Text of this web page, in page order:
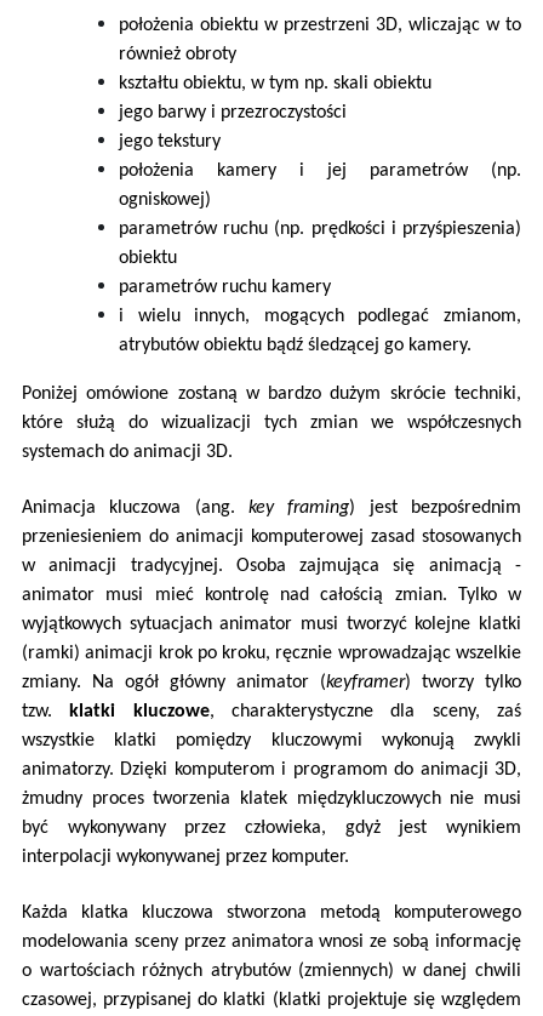
położenia obiektu w przestrzeni 3D, wliczając w to
również obroty
kształtu obiektu, w tym np. skali obiektu
jego barwy i przezroczystości
jego tekstury
położenia kamery i jej parametrów (np.
ogniskowej)
parametrów ruchu (np. prędkości i przyśpieszenia)
obiektu
parametrów ruchu kamery
i wielu innych, mogących podlegać zmianom,
atrybutów obiektu bądź śledzącej go kamery.
Poniżej omówione zostaną w bardzo dużym skrócie techniki,
które służą do wizualizacji tych zmian we współczesnych
systemach do animacji 3D.
Animacja kluczowa (ang. key framing) jest bezpośrednim
przeniesieniem do animacji komputerowej zasad stosowanych
w animacji tradycyjnej. Osoba zajmująca się animacją -
animator musi mieć kontrolę nad całością zmian. Tylko w
wyjątkowych sytuacjach animator musi tworzyć kolejne klatki
(ramki) animacji krok po kroku, ręcznie wprowadzając wszelkie
zmiany. Na ogół główny animator (keyframer) tworzy tylko
tzw.
klatki kluczowe, charakterystyczne dla sceny, zaś
wszystkie klatki pomiędzy kluczowymi wykonują zwykli
animatorzy. Dzięki komputerom i programom do animacji 3D,
żmudny proces tworzenia klatek międzykluczowych nie musi
być wykonywany przez człowieka, gdyż jest wynikiem
interpolacji wykonywanej przez komputer.
Każda klatka kluczowa stworzona metodą komputerowego
modelowania sceny przez animatora wnosi ze sobą informację
o wartościach różnych atrybutów (zmiennych) w danej chwili
czasowej, przypisanej do klatki (klatki projektuje się względem